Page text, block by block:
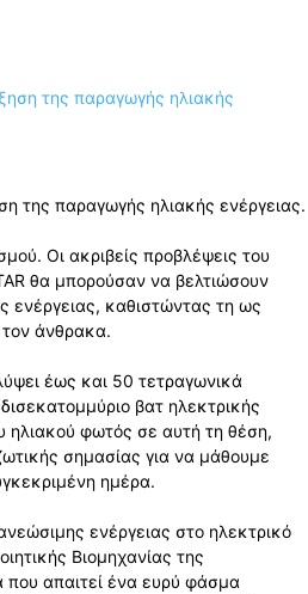
της παραγωγής ηλιακής ενέργειας.
Οι ακριβείς προβλέψεις του
θα μπορούσαν να βελτιώσουν
ενέργειας, καθιστώντας τη ως
άνθρακα.
έως και 50 τετραγωνικά
βατ ηλεκτρικής
ηλιακού φωτός σε αυτή τη θέση,
σημασίας για να μάθουμε
ημέρα.
ενέργειας στο ηλεκτρικό
Βιομηχανίας της
που απαιτεί ένα ευρύ φάσμα